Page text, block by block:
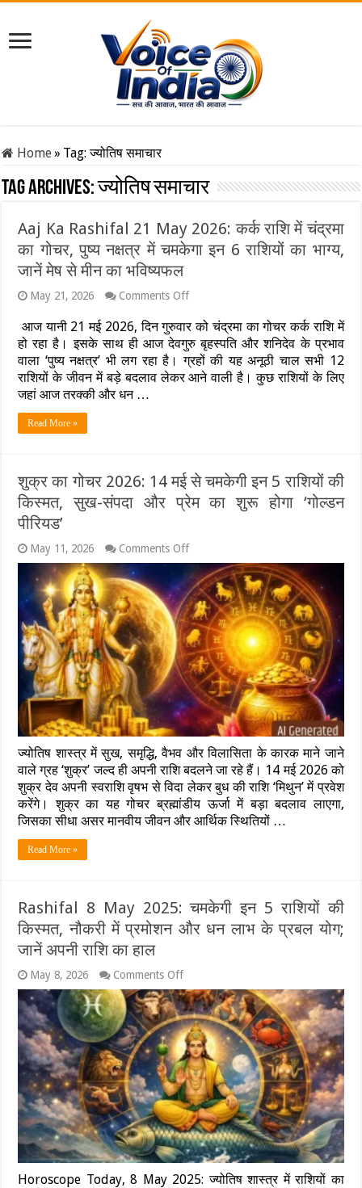
Home» Tag:ज्योतिष समाचार
Tag Archives:ज्योतिष समाचार
Aaj Ka Rashifal 21 May 2026: कर्क राशि में चंद्रमा
का गोचर, पुष्य नक्षत्र में चमकेगा इन 6 राशियों का भाग्य,
जानें मेष से मीन का भविष्यफल
May 21, 2026 Comments Offon
Ka
Rashifal
21
May
2026:
कर्क
नक्षत्र
में
चमकेगा
राशियों
का
भाग्य,
जानें
मेष
से
मीन
का
भविष्यफल
आज यानी 21 मई 2026, दिन गुरुवार को चंद्रमा का गोचर कर्क राशि में
हो रहा है। इसके साथ ही आज देवगुरु बृहस्पति और शनिदेव के प्रभाव
वाला ‘पुष्य नक्षत्र’ भी लग रहा है। ग्रहों की यह अनूठी चाल सभी 12
राशियों के जीवन में बड़े बदलाव लेकर आने वाली है। कुछ राशियों के लिए
जहां आज तरक्की और धन …
Read More »
शुक्र का गोचर 2026: 14 मई से चमकेगी इन 5 राशियों की
किस्मत, सुख-संपदा और प्रेम का शुरू होगा ‘गोल्डन
पीरियड’
May 11, 2026 Comments Offon
शुक्र
का
गोचर
2026:
14
मई
से
चमकेगी
इन
5
राशियों
की
किस्मत,
सुख-
संपदा
और
प्रेम
का
शुरू
होगा
ज्योतिष शास्त्र में सुख, समृद्धि, वैभव और विलासिता के कारक माने जाने
वाले ग्रह ‘शुक्र’ जल्द ही अपनी राशि बदलने जा रहे हैं। 14 मई 2026 को
शुक्र देव अपनी स्वराशि वृषभ से विदा लेकर बुध की राशि ‘मिथुन’ में प्रवेश
करेंगे। शुक्र का यह गोचर ब्रह्मांडीय ऊर्जा में बड़ा बदलाव लाएगा,
जिसका सीधा असर मानवीय जीवन और आर्थिक स्थितियों …
Read More »
Rashifal 8 May 2025: चमकेगी इन 5 राशियों की
किस्मत, नौकरी में प्रमोशन और धन लाभ के प्रबल योग;
जानें अपनी राशि का हाल
May 8, 2026 Comments Offon
Rashifal
8
May
2025:
चमकेगी
इन
5
राशियों
की
किस्मत,
नौकरी
में
प्रमोशन
और
धन
Horoscope Today, 8 May 2025: ज्योतिष शास्त्र में राशियों का